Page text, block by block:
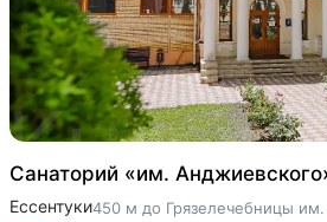
Санаторий «им.
Ессентуки450 м до Грязелечебницы